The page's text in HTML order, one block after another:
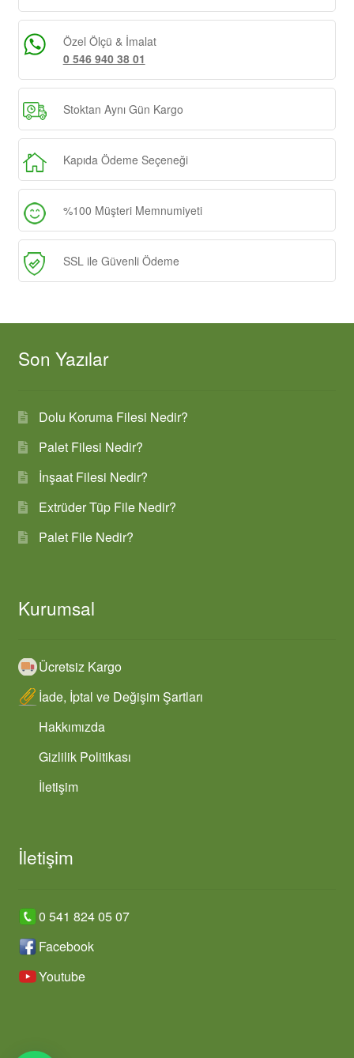
Özel Ölçü & İmalat
0 546 940 38 01
Stoktan Aynı Gün Kargo
Kapıda Ödeme Seçeneği
%100 Müşteri Memnumiyeti
SSL ile Güvenli Ödeme
Son Yazılar
Dolu Koruma Filesi Nedir?
Palet Filesi Nedir?
İnşaat Filesi Nedir?
Extrüder Tüp File Nedir?
Palet File Nedir?
Kurumsal
Ücretsiz Kargo
İade, İptal ve Değişim Şartları
Hakkımızda
Gizlilik Politikası
İletişim
İletişim
0 541 824 05 07
Facebook
Youtube